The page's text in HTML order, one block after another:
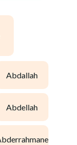
abdallah
abdellah
abderrahmane